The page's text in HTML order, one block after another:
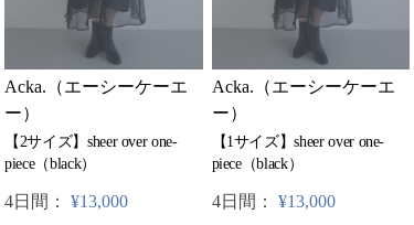
Acka.（エーシーケーエ
ー）
【2サイズ】sheer over one-
piece（black）
4日間： ¥13,000
Acka.（エーシーケーエ
ー）
【1サイズ】sheer over one-
piece（black）
4日間： ¥13,000